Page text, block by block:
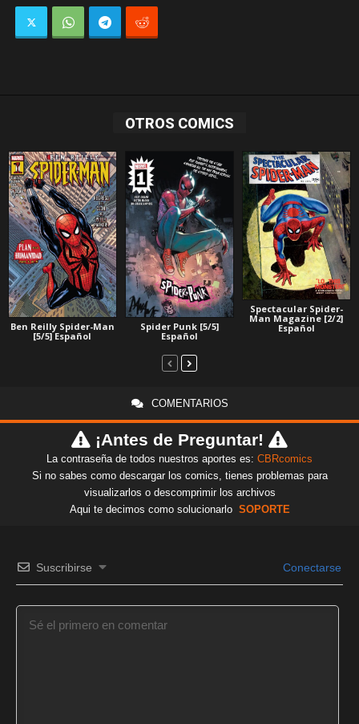
OTROS COMICS
Ben Reilly Spider-Man
[5/5] Español
Spider Punk [5/5]
Español
Spectacular Spider-
Man Magazine [2/2]
Español
COMENTARIOS
¡Antes de Preguntar!
La contraseña de todos nuestros aportes es: CBRcomics
Si no sabes como descargar los comics, tienes problemas para
visualizarlos o descomprimir los archivos
Aqui te decimos como solucionarlo SOPORTE
Suscribirse Conectarse